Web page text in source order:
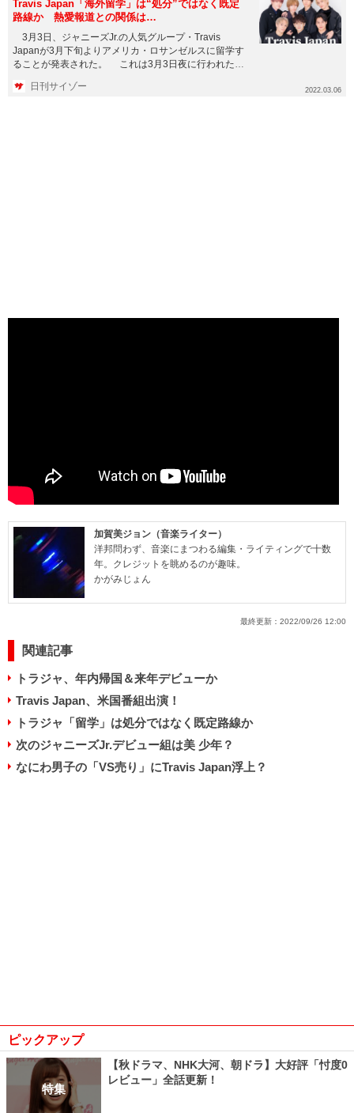
Travis Japan「海外留学」は“処分”ではなく既定
路線か 熱愛報道との関係は…
3月3日、ジャニーズJr.の人気グループ・Travis
Japanが3月下旬よりアメリカ・ロサンゼルスに留学す
ることが発表された。 これは3月3日夜に行われた
日刊サイゾー 2022.03.06
加賀美ジョン（音楽ライター）
洋邦問わず、音楽にまつわる編集・ライティングで十数
年。クレジットを眺めるのが趣味。
かがみじょん
最終更新： 2022/09/26 12:00
関連記事
トラジャ、年内帰国＆来年デビューか
Travis Japan、米国番組出演！
トラジャ「留学」は処分ではなく既定路線か
次のジャニーズJr.デビュー組は美 少年？
なにわ男子の「VS売り」にTravis Japan浮上？
ピックアップ
特集
【秋ドラマ、NHK大河、朝ドラ】大好評「忖度0
レビュー」全話更新！